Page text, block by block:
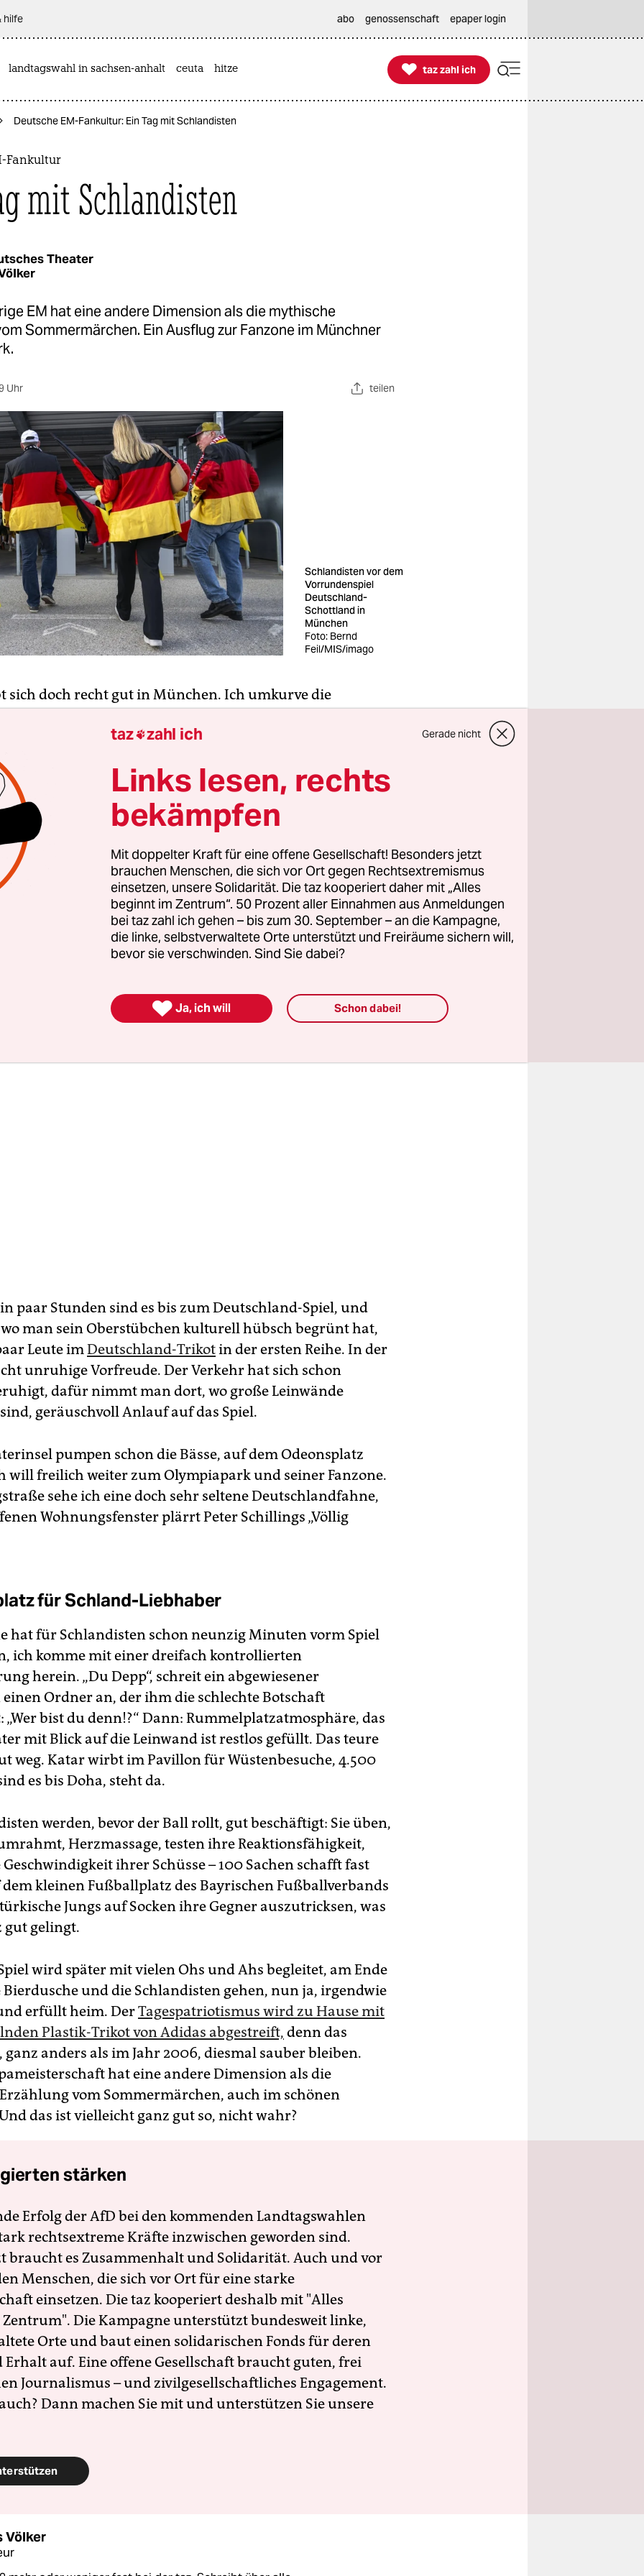
hilfe abo genossenschaft epaper login
landtagswahl in sachsen-anhalt ceuta hitze 
taz zahl ich
taz zahl ich
Deutsche EM-Fankultur: Ein Tag mit Schlandisten
Fankultur
mit Schlandisten
Theater
EM hat eine andere Dimension als die mythische
Sommermärchen. Ein Ausflug zur Fanzone im Münchner
Uhr teilen
Schlandisten vor dem
Vorrundenspiel
Deutschland-
Schottland in
München
Foto: Bernd
Feil/MIS/imago
sich doch recht gut in München. Ich umkurve die
die 5.000-Euro-Boliden werden von den Pilotinnen
den Asphalt gepeitscht. Am Eisbach ist Betrieb; die Surfer
um ein paar Sekunden hin- und herzurutschen auf
Wasser. Sie landen dann im Nass und auf Filmchen
die ihr Smartphone zwischen sich und die
mich ein Elch an. Im Englischen Garten riecht es
– und im Gasteig wird über Fußball nachgedacht. Ein
im „Stadion der Träume“ sieht aus wie ein Linienrichter,
will er unbedingt unter Buhrufen auf die Bühne gehen.
Kinder und Kunstsinn dabei.
paar Stunden sind es bis zum Deutschland-Spiel, und
man sein Oberstübchen kulturell hübsch begrünt hat,
Leute imDeutschland-Trikotin der ersten Reihe. In der
unruhige Vorfreude. Der Verkehr hat sich schon
dafür nimmt man dort, wo große Leinwände
geräuschvoll Anlauf auf das Spiel.
pumpen schon die Bässe, auf dem Odeonsplatz
will freilich weiter zum Olympiapark und seiner Fanzone.
sehe ich eine doch sehr seltene Deutschlandfahne,
Wohnungsfenster plärrt Peter Schillings „Völlig
für Schland-Liebhaber
hat für Schlandisten schon neunzig Minuten vorm Spiel
ich komme mit einer dreifach kontrollierten
herein. „Du Depp“, schreit ein abgewiesener
Ordner an, der ihm die schlechte Botschaft
bist du denn!?“ Dann: Rummelplatzatmosphäre, das
mit Blick auf die Leinwand ist restlos gefüllt. Das teure
weg. Katar wirbt im Pavillon für Wüstenbesuche, 4.500
es bis Doha, steht da.
werden, bevor der Ball rollt, gut beschäftigt: Sie üben,
Herzmassage, testen ihre Reaktionsfähigkeit,
Geschwindigkeit ihrer Schüsse – 100 Sachen schafft fast
kleinen Fußballplatz des Bayrischen Fußballverbands
Jungs auf Socken ihre Gegner auszutricksen, was
gut gelingt.
wird später mit vielen Ohs und Ahs begleitet, am Ende
Bierdusche und die Schlandisten gehen, nun ja, irgendwie
erfüllt heim. DerTagespatriotismus wird zu Hause mit
Plastik-Trikot von Adidas abgestreift, denn das
ganz anders als im Jahr 2006, diesmal sauber bleiben.
hat eine andere Dimension als die
vom Sommermärchen, auch im schönen
das ist vielleicht ganz gut so, nicht wahr?
stärken
Erfolg der AfD bei den kommenden Landtagswahlen
rechtsextreme Kräfte inzwischen geworden sind.
braucht es Zusammenhalt und Solidarität. Auch und vor
Menschen, die sich vor Ort für eine starke
einsetzen. Die taz kooperiert deshalb mit "Alles
Die Kampagne unterstützt bundesweit linke,
Orte und baut einen solidarischen Fonds für deren
Erhalt auf. Eine offene Gesellschaft braucht guten, frei
Journalismus – und zivilgesellschaftliches Engagement.
Dann machen Sie mit und unterstützen Sie unsere
Völker
taz zahl ich Gerade nicht
Links lesen, rechts
bekämpfen
Mit doppelter Kraft für eine offene Gesellschaft! Besonders jetzt
brauchen Menschen, die sich vor Ort gegen Rechtsextremismus
einsetzen, unsere Solidarität. Die taz kooperiert daher mit „Alles
beginnt im Zentrum“. 50 Prozent aller Einnahmen aus Anmeldungen
bei taz zahl ich gehen – bis zum 30. September – an die Kampagne,
die linke, selbstverwaltete Orte unterstützt und Freiräume sichern will,
bevor sie verschwinden. Sind Sie dabei?
 Ja, ich will Schon dabei!